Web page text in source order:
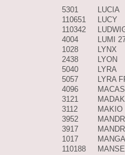
5301
LUCIA
110651
LUCY
110342
4004
LUMI
1028
LYNX
2438
LYON
5040
LYRA
5057
LYRA
4096
3121
3112
MAKIO
3952
3917
1017
110188